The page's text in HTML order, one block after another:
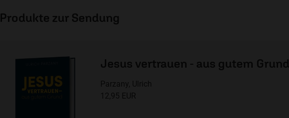
Produkte zur Sendung
Jesus vertrauen - aus gutem Grund
Parzany, Ulrich
12,95 EUR